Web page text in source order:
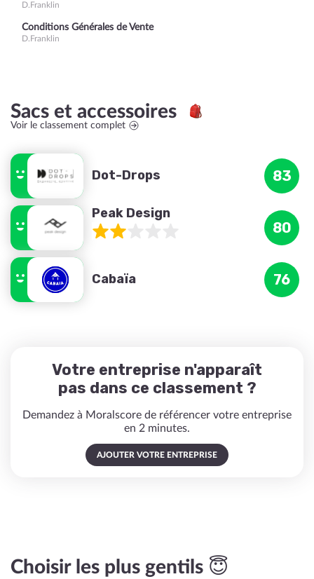
D.Franklin
Conditions Générales de Vente
D.Franklin
Sacs et accessoires
Voir le classement complet
Dot-Drops 83
Peak Design
80
Cabaïa 76
Votre entreprise n'apparaît
pas dans ce classement ?
Demandez à Moralscore de référencer votre entreprise
en 2 minutes.
AJOUTER VOTRE ENTREPRISE
Choisir les plus gentils 😇